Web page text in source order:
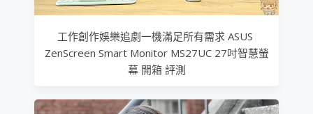
工作創作娛樂追劇一機滿足所有需求 ASUS
ZenScreen Smart Monitor MS27UC 27吋智慧螢
幕 開箱 評測